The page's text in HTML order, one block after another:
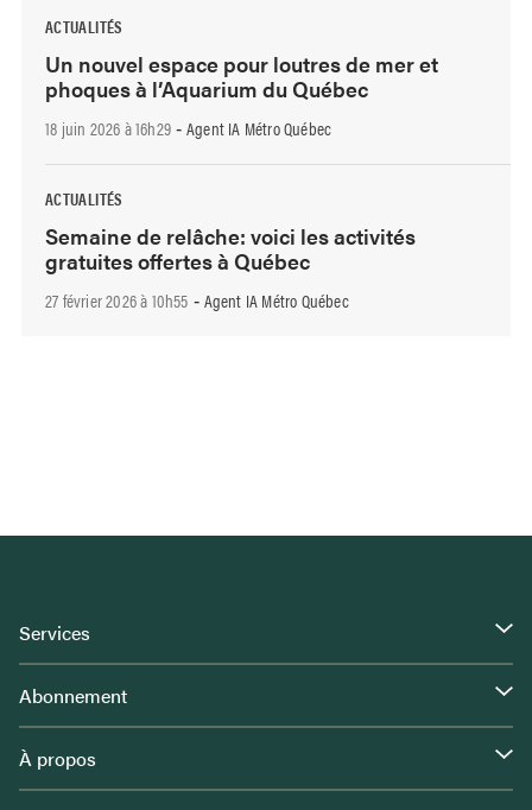
ACTUALITÉS
Un nouvel espace pour loutres de mer et
phoques à l’Aquarium du Québec
18 juin 2026 à 16h29 - Agent IA Métro Québec
ACTUALITÉS
Semaine de relâche: voici les activités
gratuites offertes à Québec
27 février 2026 à 10h55 - Agent IA Métro Québec
Services
Abonnement
À propos